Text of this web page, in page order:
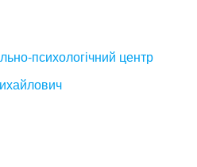
психологічний центр